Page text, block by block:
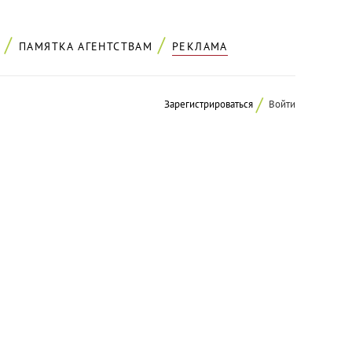
ПАМЯТКА АГЕНТСТВАМ РЕКЛАМА
Зарегистрироваться Войти